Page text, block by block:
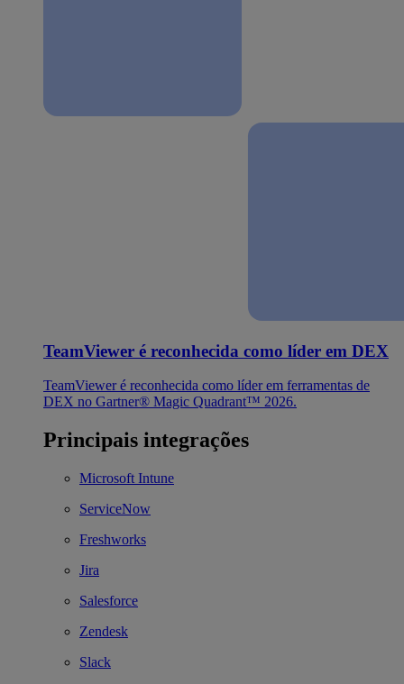
TeamViewer é reconhecida como líder em DEX
TeamViewer é reconhecida como líder em ferramentas de
DEX no Gartner® Magic Quadrant™ 2026.
Principais integrações
Microsoft Intune
ServiceNow
Freshworks
Jira
Salesforce
Zendesk
Slack